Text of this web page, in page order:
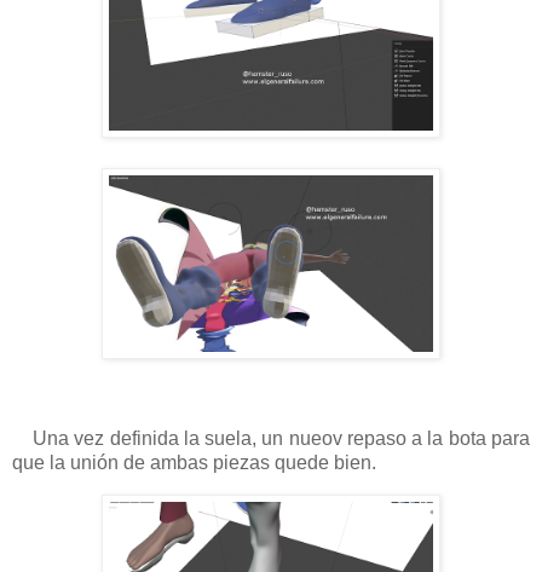
Una vez definida la suela, un nueov repaso a la bota para
que la unión de ambas piezas quede bien.